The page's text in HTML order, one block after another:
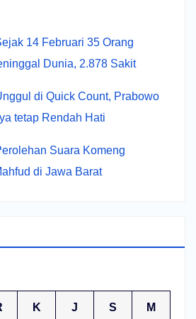
14 Februari 35 Orang
Dunia, 2.878 Sakit
di Quick Count, Prabowo
tetap Rendah Hati
Suara Komeng
di Jawa Barat
K J S M